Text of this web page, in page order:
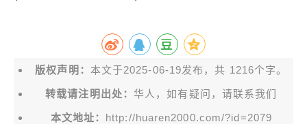
版权声明： 本文于2025-06-19发布，共 1216个字。
转载请注明出处： 华人，如有疑问，请联系我们
本文地址： http://huaren2000.com/?id=2079